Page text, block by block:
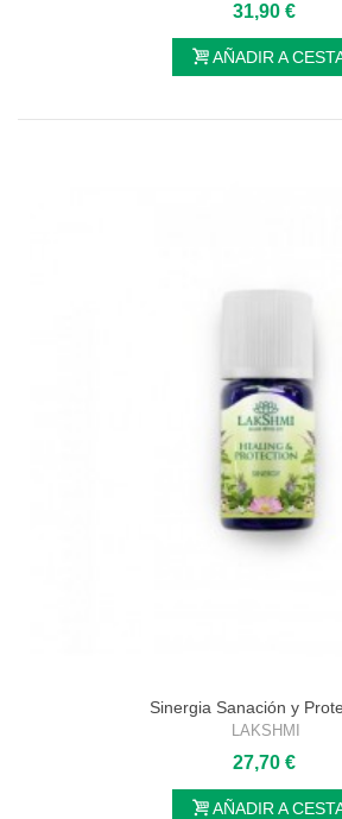
31,90 €
AÑADIR A
Sinergia Sanación y
LAKSHMI
27,70 €
AÑADIR A